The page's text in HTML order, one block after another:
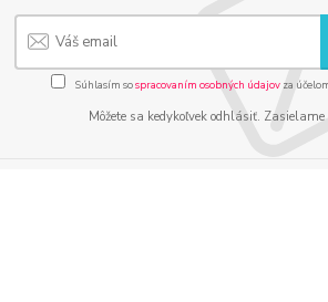
Súhlasím sospracovaním osobných údajov za
Môžete sa kedykoľvek odhlásiť.